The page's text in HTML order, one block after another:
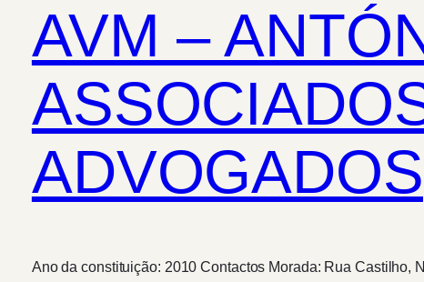
AVM –
Ano da constituição: 2010 Contactos Morada: Rua Castilho,